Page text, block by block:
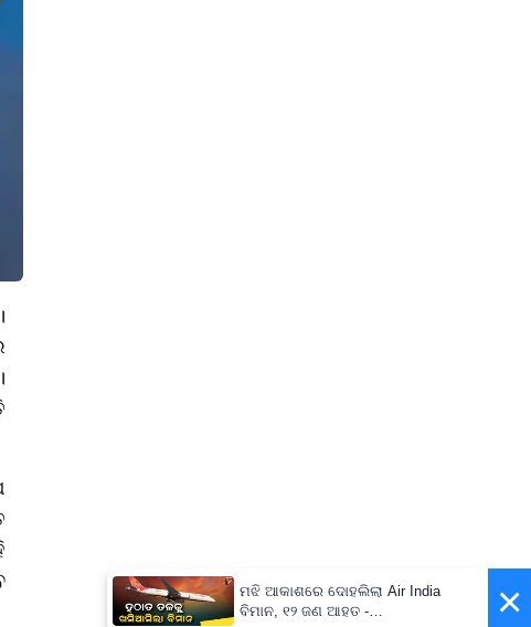
×
ମଝି ଆକାଶରେ ଦୋହଲିଲା Air India
ବିମାନ, ୧୨ ଜଣ ଆହତ -